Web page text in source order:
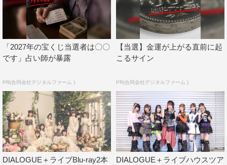
「ぼくたちのかくめい！オンライン」ライブCD
＜映像特典＞
キャスト打ち上げ放送
定点ダンス映像「トーク！トーク！トーク！」「パジャマ
アイドル
「2027年の宝くじ当選者は〇〇
です」占い師が暴露
PR(合同会社デジタルファーム )
【当選】金運が上がる直前に起
こるサイン
PR(合同会社デジタルファーム )
DIALOGUE＋ライブBlu-ray2本
DIALOGUE＋ライブハウスツア